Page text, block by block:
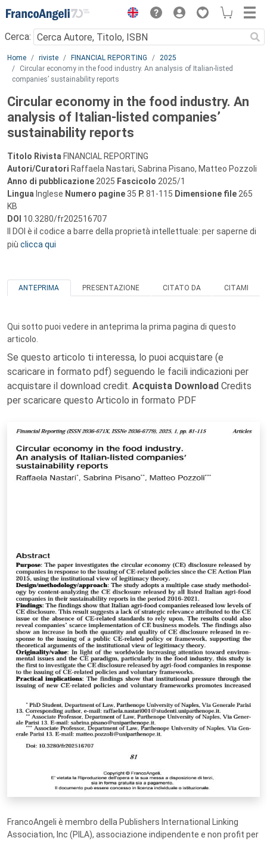
Menu
Cerca:
Main content
Home riviste FINANCIAL REPORTING
2025
Circular economy in the food industry. An analysis of Italian-listed
companies’ sustainability reports
Circular economy in the food industry. An
analysis of Italian-listed companies’
sustainability reports
Titolo Rivista FINANCIAL REPORTING
Autori/Curatori Raffaela Nastari, Sabrina Pisano, Matteo Pozzoli
Anno di pubblicazione 2025 Fascicolo 2025/1
Lingua Inglese Numero pagine 35 P. 81-115 Dimensione file 265
KB
DOI 10.3280/fr202516707
Il DOI è il codice a barre della proprietà intellettuale: per saperne di
più clicca qui
ANTEPRIMA PRESENTAZIONE CITATO DA CITAMI
Qui sotto puoi vedere in anteprima la prima pagina di questo
articolo.
Se questo articolo ti interessa, lo puoi acquistare (e
scaricare in formato pdf) seguendo le facili indicazioni per
acquistare il download credit. Acquista Download Credits
per scaricare questo Articolo in formato PDF
FrancoAngeli è membro della Publishers International Linking
Association, Inc (PILA), associazione indipendente e non profit per